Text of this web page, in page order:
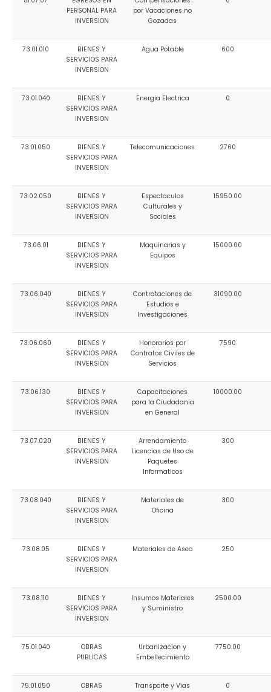
PERSONAL PARA
INVERSION
por Vacaciones no
Gozadas
73.01.010
BIENES Y
SERVICIOS PARA
INVERSION
Agua Potable 600
73.01.040
BIENES Y
SERVICIOS PARA
INVERSION
Energia Electrica 0
73.01.050
BIENES Y
SERVICIOS PARA
INVERSION
Telecomunicaciones 2760
73.02.050
BIENES Y
SERVICIOS PARA
INVERSION
Espectaculos
Culturales y
Sociales
15950.00
73.06.01
BIENES Y
SERVICIOS PARA
INVERSION
Maquinarias y
Equipos
15000.00
73.06.040
BIENES Y
SERVICIOS PARA
INVERSION
Contrataciones de
Estudios e
Investigaciones
31090.00
73.06.060
BIENES Y
SERVICIOS PARA
INVERSION
Honorarios por
Contratos Civiles de
Servicios
7590
73.06.130
BIENES Y
SERVICIOS PARA
INVERSION
Capacitaciones
para la Ciudadania
en General
10000.00
73.07.020
BIENES Y
SERVICIOS PARA
INVERSION
Arrendamiento
Licencias de Uso de
Paquetes
Informaticos
300
73.08.040
BIENES Y
SERVICIOS PARA
INVERSION
Materiales de
Oficina
300
73.08.05
BIENES Y
SERVICIOS PARA
INVERSION
Materiales de Aseo 250
73.08.110
BIENES Y
SERVICIOS PARA
INVERSION
Insumos Materiales
y Suministro
2500.00
75.01.040
OBRAS
PUBLICAS
Urbanizacion y
Embellecimiento
7750.00
75.01.050
OBRAS
Transporte y Vias 0